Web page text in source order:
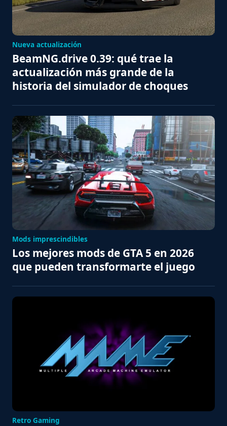
Nueva actualización
BeamNG.drive 0.39: qué trae la
actualización más grande de la
historia del simulador de choques
Mods imprescindibles
Los mejores mods de GTA 5 en 2026
que pueden transformarte el juego
Retro Gaming